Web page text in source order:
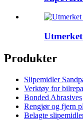
Produkter
Slipemidler
Verktøy for
Bonded Abrasives
Rengjør og fjern
Belagte